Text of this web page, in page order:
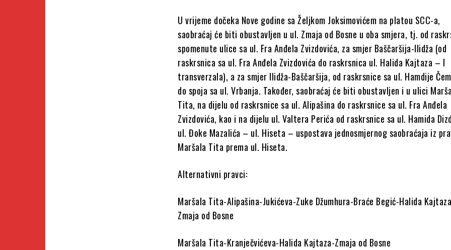
U vrijeme dočeka Nove godine sa Željkom Joksimovićem na platou SCC-a,
saobraćaj će biti obustavljen u ul. Zmaja od Bosne u oba smjera, tj. od
spomenute ulice sa ul. Fra Anđela Zvizdovića, za smjer Baščaršija-Ilidža (od
raskrsnica sa ul. Fra Anđela Zvizdovića do raskrsnica ul. Halida Kajtaza – I
transverzala), a za smjer Ilidža-Baščaršija, od raskrsnice sa ul. Hamdije
do spoja sa ul. Vrbanja. Također, saobraćaj će biti obustavljen i u ulici
Tita, na dijelu od raskrsnice sa ul. Alipašina do raskrsnice sa ul. Fra Anđela
Zvizdovića, kao i na dijelu ul. Valtera Perića od raskrsnice sa ul. Hamida
ul. Đoke Mazalića – ul. Hiseta – uspostava jednosmjernog saobraćaja iz
Maršala Tita prema ul. Hiseta.
Alternativni pravci:
Maršala Tita-Alipašina-Jukićeva-Zuke Džumhura-Braće Begić-Halida
Zmaja od Bosne
Maršala Tita-Kranječvićeva-Halida Kajtaza-Zmaja od Bosne